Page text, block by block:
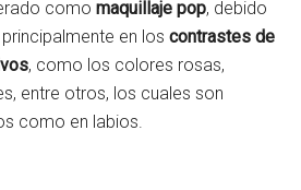
comomaquillaje pop, debido
en loscontrastes de
, como los colores rosas,
entre otros, los cuales son
como en labios.